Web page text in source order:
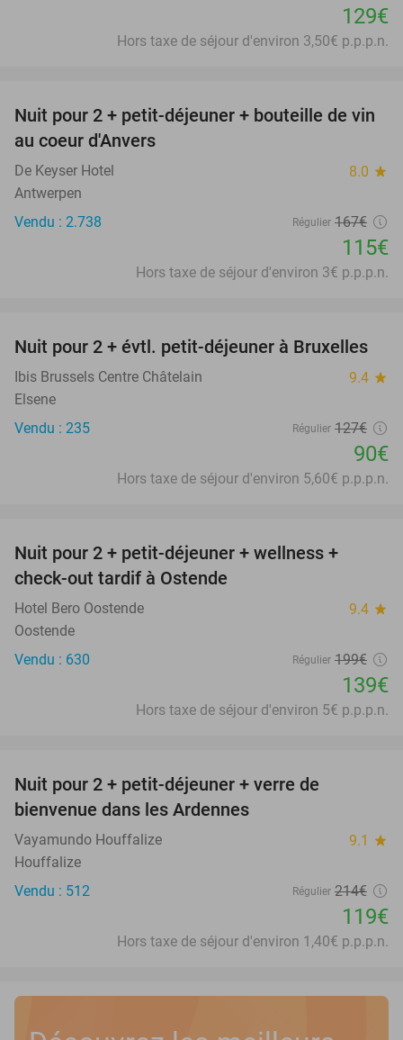
129€
Hors taxe de séjour d'environ 3,50€ p.p.p.n.
31%
Nuit pour 2 + petit-déjeuner + bouteille de vin
au coeur d'Anvers
De Keyser Hotel 8.0 star
Antwerpen
Vendu : 2.738
Régulier 167€
115€
Hors taxe de séjour d'environ 3€ p.p.p.n.
29%
Nuit pour 2 + évtl. petit-déjeuner à Bruxelles
Ibis Brussels Centre Châtelain 9.4 star
Elsene
Vendu : 235
Régulier 127€
90€
Hors taxe de séjour d'environ 5,60€ p.p.p.n.
Nuit pour 2 + petit-déjeuner + wellness +
check-out tardif à Ostende
Hotel Bero Oostende 9.4 star
Oostende
Vendu : 630
Régulier 199€
139€
Hors taxe de séjour d'environ 5€ p.p.p.n.
Nuit pour 2 + petit-déjeuner + verre de
bienvenue dans les Ardennes
Vayamundo Houffalize 9.1 star
Houffalize
Vendu : 512
Régulier 214€
119€
Hors taxe de séjour d'environ 1,40€ p.p.p.n.